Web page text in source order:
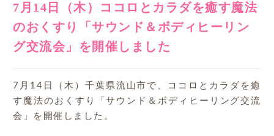
7月14日（木）ココロとカラダを癒す魔法
のおくすり「サウンド＆ボディヒーリン
グ交流会」を開催しました
7月14日（木）千葉県流山市で、ココロとカラダを癒
す魔法のおくすり「サウンド＆ボディヒーリング交流
会」を開催しました。